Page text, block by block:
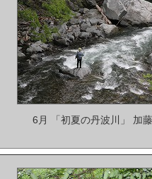
6月 「初夏の丹波川」 加